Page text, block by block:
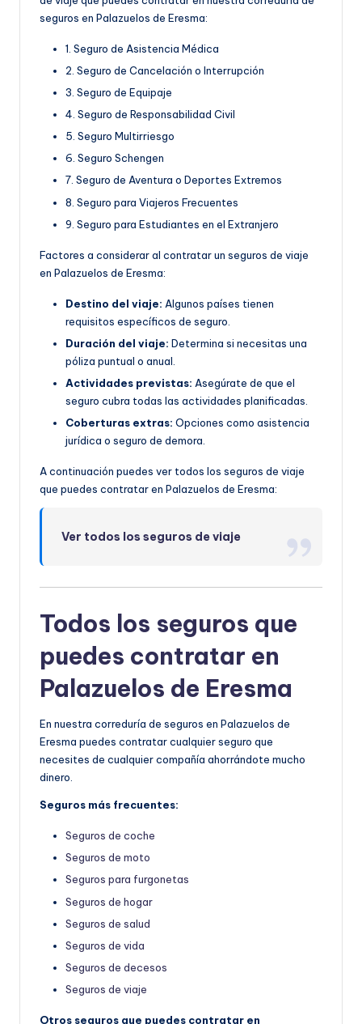
seguros en Palazuelos de Eresma:
1. Seguro de Asistencia Médica
2. Seguro de Cancelación o Interrupción
3. Seguro de Equipaje
4. Seguro de Responsabilidad Civil
5. Seguro Multirriesgo
6. Seguro Schengen
7. Seguro de Aventura o Deportes Extremos
8. Seguro para Viajeros Frecuentes
9. Seguro para Estudiantes en el Extranjero
Factores a considerar al contratar un seguros de viaje
en Palazuelos de Eresma:
Destino del viaje: Algunos países tienen
requisitos específicos de seguro.
Duración del viaje: Determina si necesitas una
póliza puntual o anual.
Actividades previstas: Asegúrate de que el
seguro cubra todas las actividades planificadas.
Coberturas extras: Opciones como asistencia
jurídica o seguro de demora.
A continuación puedes ver todos los seguros de viaje
que puedes contratar en Palazuelos de Eresma:
Ver todos los seguros de viaje
Todos los seguros que
puedes contratar en
Palazuelos de Eresma
En nuestra correduría de seguros en Palazuelos de
Eresma puedes contratar cualquier seguro que
necesites de cualquier compañía ahorrándote mucho
dinero.
Seguros más frecuentes:
Seguros de coche
Seguros de moto
Seguros para furgonetas
Seguros de hogar
Seguros de salud
Seguros de vida
Seguros de decesos
Seguros de viaje
Otros seguros que puedes contratar en